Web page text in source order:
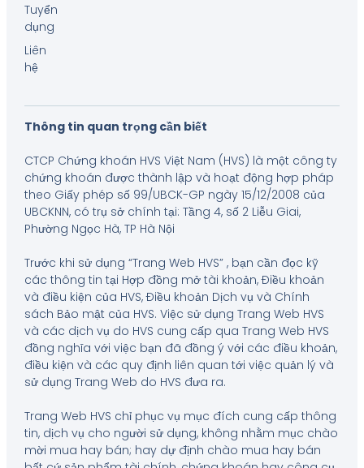
Tuyển
dụng
Liên
hệ
Thông tin quan trọng cần biết
CTCP Chứng khoán HVS Việt Nam (HVS) là một công ty
chứng khoán được thành lập và hoạt động hợp pháp
theo Giấy phép số 99/UBCK-GP ngày 15/12/2008 của
UBCKNN, có trụ sở chính tại: Tầng 4, số 2 Liễu Giai,
Phường Ngọc Hà, TP Hà Nội
Trước khi sử dụng “Trang Web HVS” , bạn cần đọc kỹ
các thông tin tại Hợp đồng mở tài khoản, Điều khoản
và điều kiện của HVS, Điều khoản Dịch vụ và Chính
sách Bảo mật của HVS. Việc sử dụng Trang Web HVS
và các dịch vụ do HVS cung cấp qua Trang Web HVS
đồng nghĩa với việc bạn đã đồng ý với các điều khoản,
điều kiện và các quy định liên quan tới việc quản lý và
sử dụng Trang Web do HVS đưa ra.
Trang Web HVS chỉ phục vụ mục đích cung cấp thông
tin, dịch vụ cho người sử dụng, không nhằm mục chào
mời mua hay bán; hay dự định chào mua hay bán